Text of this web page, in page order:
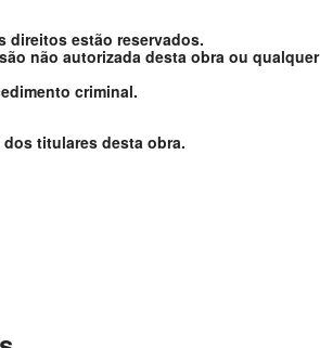
direitos estão reservados.
não autorizada desta obra ou qualquer
criminal.
titulares desta obra.